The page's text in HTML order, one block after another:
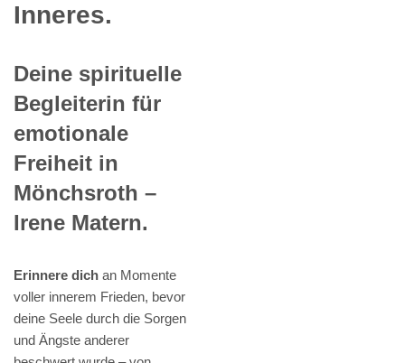
Inneres.
Deine spirituelle
Begleiterin für
emotionale
Freiheit in
Mönchsroth –
Irene Matern.
Erinnere dich an Momente
voller innerem Frieden, bevor
deine Seele durch die Sorgen
und Ängste anderer